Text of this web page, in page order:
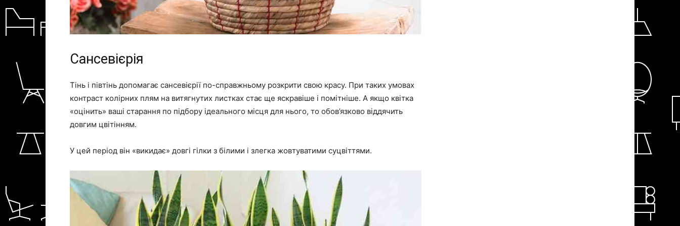
Сансевієрія
Тінь і півтінь допомагає сансевієрії по-справжньому розкрити свою красу. При таких умовах
контраст колірних плям на витягнутих листках стає ще яскравіше і помітніше. А якщо квітка
«оцінить» ваші старання по підбору ідеального місця для нього, то обов’язково віддячить
довгим цвітінням.
У цей період він «викидає» довгі гілки з білими і злегка жовтуватими суцвіттями.